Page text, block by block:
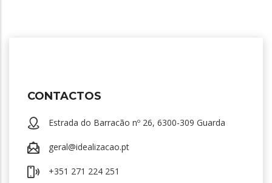
CONTACTOS
Estrada do Barracão nº 26, 6300-309 Guarda
geral@idealizacao.pt
+351 271 224 251